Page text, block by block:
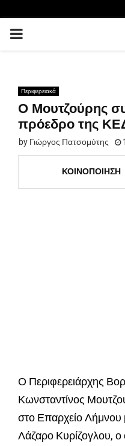
PRIMARY
Περιφερειακά
Ο Μουτζούρης
πρόεδρο της
by Γιώργος Πατσομύτης
ΚΟΙΝΟΠΟΊΗΣΗ
Ο Περιφερειάρχης
Κωνσταντίνος
στο Επαρχείο
Λάζαρο Κυρίζογλου, ο